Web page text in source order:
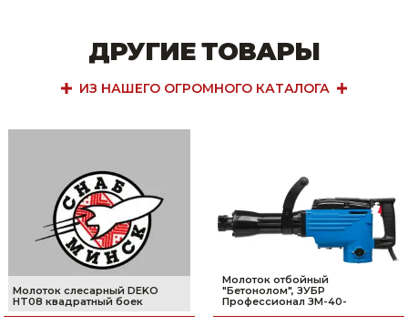
ДРУГИЕ ТОВАРЫ
ИЗ НАШЕГО ОГРОМНОГО КАТАЛОГА
Молоток слесарный DEKO
HT08 квадратный боек
Молоток отбойный
″Бетонолом″, ЗУБР
Профессионал ЗМ-40-